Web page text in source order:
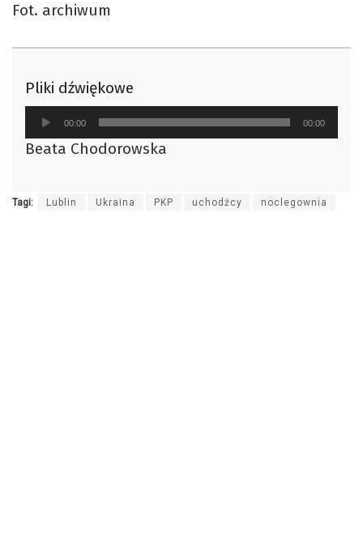
Fot. archiwum
Pliki dźwiękowe
Odtwarzacz
plików
dźwiękowych
00:00 00:00
Beata Chodorowska
Tagi: Lublin Ukraina PKP uchodźcy noclegownia